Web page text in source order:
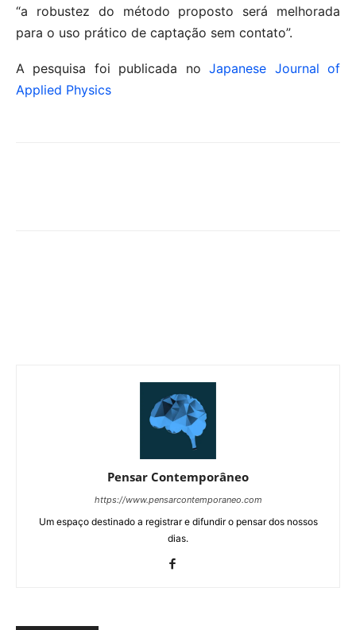
“a robustez do método proposto será melhorada
para o uso prático de captação sem contato”.
A pesquisa foi publicada noJapanese Journal of
Applied Physics
Pensar Contemporâneo
https://www.pensarcontemporaneo.com
Um espaço destinado a registrar e difundir o pensar dos nossos
dias.